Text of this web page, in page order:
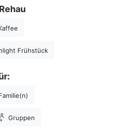
Frühstück
Gruppen